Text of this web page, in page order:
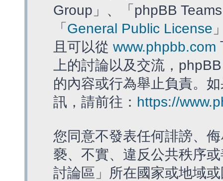
Group」、「phpBB
「 General Public License
且可以從 www.phpbb.com
上的討論以及交流，
的內容或行為舉止負責。
訊，請前往： https://
您同意不發表任何誹謗、
褻、不實、違反公共秩序
討論區」所在國家或地域